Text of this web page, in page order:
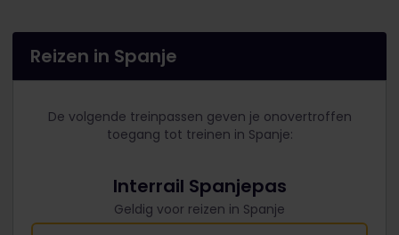
Reizen in Spanje
De volgende treinpassen geven je onovertroffen
toegang tot treinen in Spanje:
Interrail Spanjepas
Geldig voor reizen in Spanje